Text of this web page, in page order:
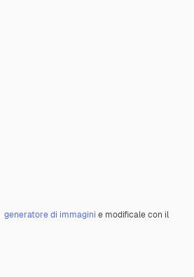
generatore di immagini e modificale con il